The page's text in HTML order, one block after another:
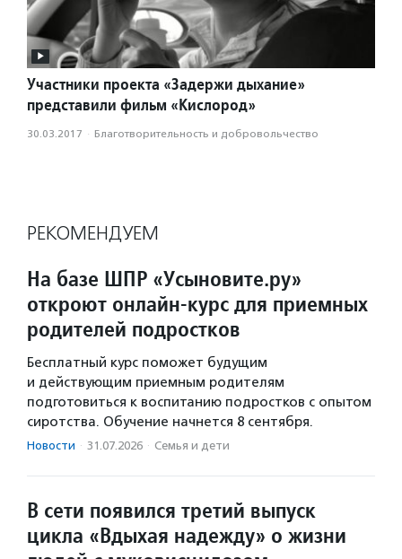
Участники проекта «Задержи дыхание»
представили фильм «Кислород»
30.03.2017 · Благотвори­тель­ность и доброволь­чест­во
РЕКОМЕНДУЕМ
На базе ШПР «Усыновите.ру»
откроют онлайн-курс для приемных
родителей подростков
Бесплатный курс поможет будущим
и действующим приемным родителям
подготовиться к воспитанию подростков с опытом
сиротства. Обучение начнется 8 сентября.
Новости · 31.07.2026 · Семья и дети
В сети появился третий выпуск
цикла «Вдыхая надежду» о жизни